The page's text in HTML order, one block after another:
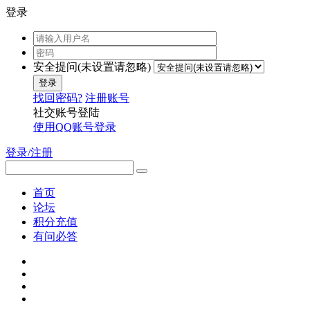
登录
安全提问(未设置请忽略)
登录
找回密码? 注册账号
社交账号登陆
使用QQ账号登录
登录/注册
首页
论坛
积分充值
有问必答